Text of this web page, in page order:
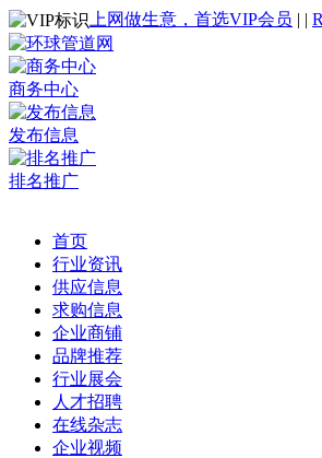
上网做生意，首选VIP会员 | |
商务中心
发布信息
排名推广
首页
行业资讯
供应信息
求购信息
企业商铺
品牌推荐
行业展会
人才招聘
在线杂志
企业视频